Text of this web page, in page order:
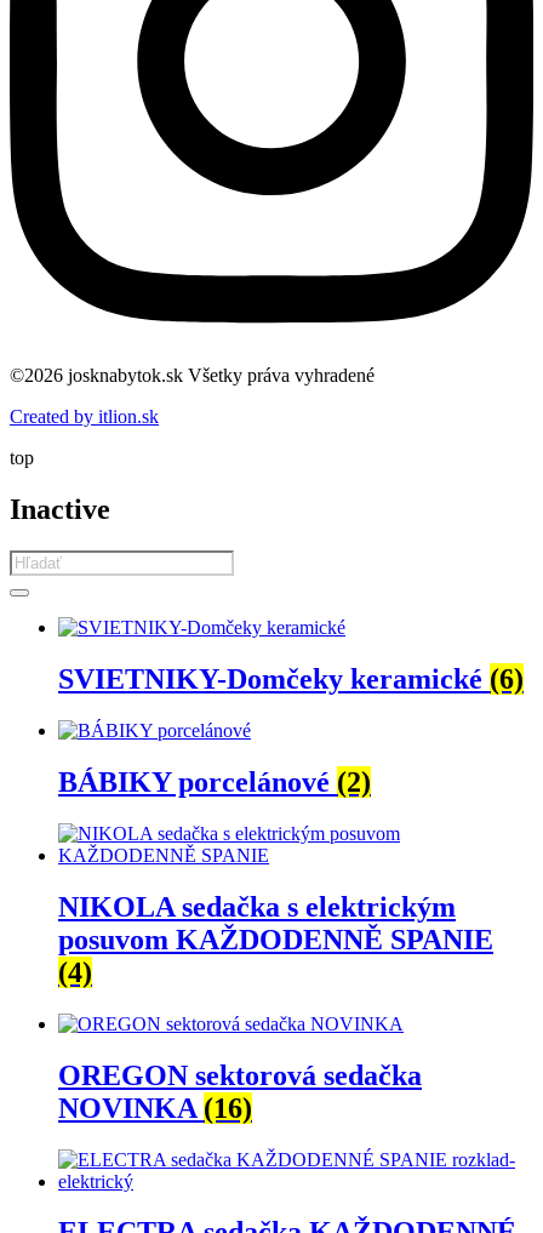
©2026 josknabytok.sk Všetky práva vyhradené
Created by itlion.sk
top
Inactive
Products
search
SVIETNIKY-Domčeky keramické (6)
BÁBIKY porcelánové (2)
NIKOLA sedačka s elektrickým
posuvom KAŽDODENNĚ SPANIE
(4)
OREGON sektorová sedačka
NOVINKA (16)